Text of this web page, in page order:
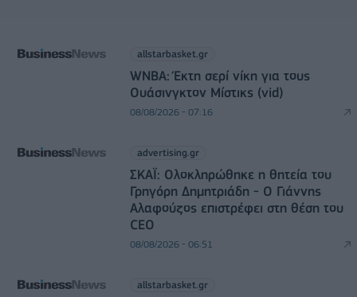
allstarbasket.gr
WNBA: Έκτη σερί νίκη για τους
Ουάσινγκτον Μίστικς (vid)
08/08/2026 - 07:16
advertising.gr
ΣΚΑΪ: Ολοκληρώθηκε η θητεία του
Γρηγόρη Δημητριάδη - Ο Γιάννης
Αλαφούζος επιστρέφει στη θέση του
CEO
08/08/2026 - 06:51
allstarbasket.gr